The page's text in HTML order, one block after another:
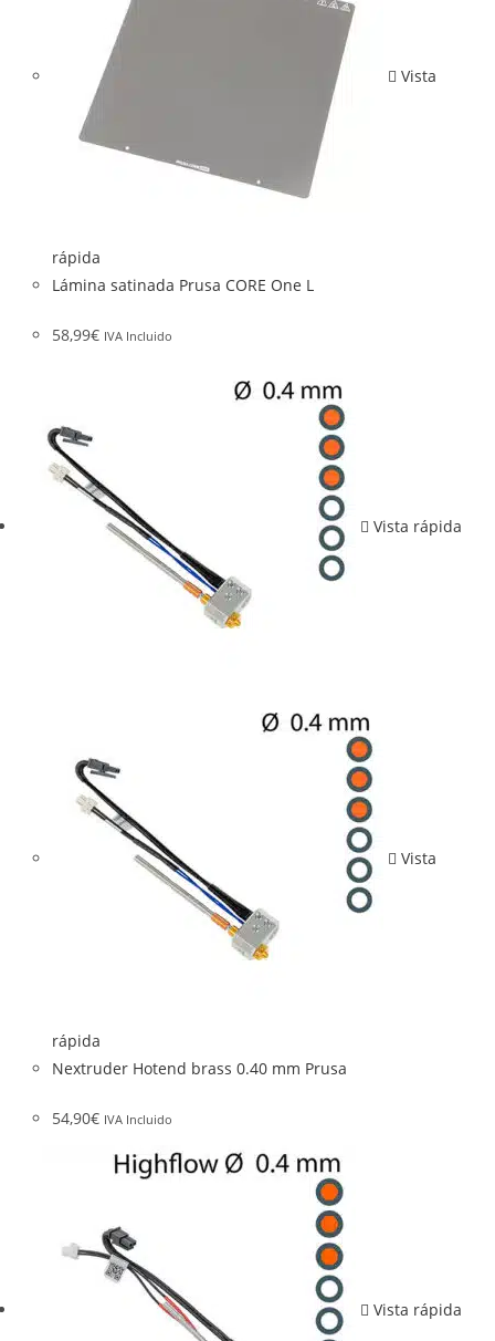
Vista
rápida
Lámina satinada Prusa CORE One L
58,99€ IVA Incluido
Vista rápida
Vista
rápida
Nextruder Hotend brass 0.40 mm Prusa
54,90€ IVA Incluido
Vista rápida